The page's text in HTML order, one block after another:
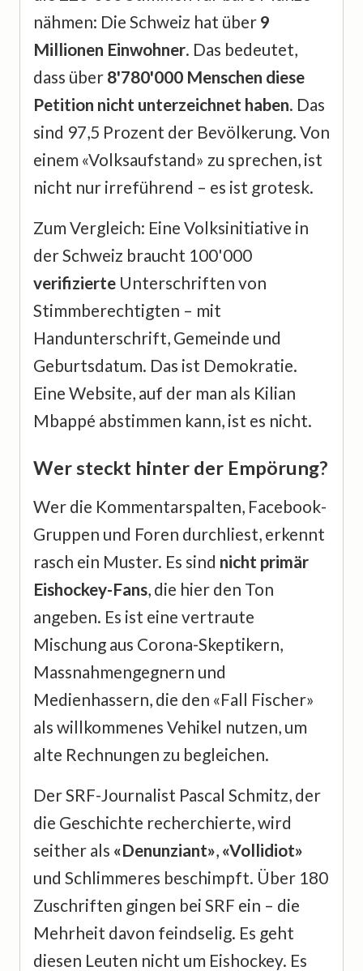
nähmen: Die Schweiz hat über 9
Millionen Einwohner. Das bedeutet,
dass über 8'780'000 Menschen diese
Petition nicht unterzeichnet haben. Das
sind 97,5 Prozent der Bevölkerung. Von
einem «Volksaufstand» zu sprechen, ist
nicht nur irreführend – es ist grotesk.
Zum Vergleich: Eine Volksinitiative in
der Schweiz braucht 100'000
verifizierte Unterschriften von
Stimmberechtigten – mit
Handunterschrift, Gemeinde und
Geburtsdatum. Das ist Demokratie.
Eine Website, auf der man als Kilian
Mbappé abstimmen kann, ist es nicht.
Wer steckt hinter der Empörung?
Wer die Kommentarspalten, Facebook-
Gruppen und Foren durchliest, erkennt
rasch ein Muster. Es sind nicht primär
Eishockey-Fans, die hier den Ton
angeben. Es ist eine vertraute
Mischung aus Corona-Skeptikern,
Massnahmengegnern und
Medienhassern, die den «Fall Fischer»
als willkommenes Vehikel nutzen, um
alte Rechnungen zu begleichen.
Der SRF-Journalist Pascal Schmitz, der
die Geschichte recherchierte, wird
seither als «Denunziant», «Vollidiot»
und Schlimmeres beschimpft. Über 180
Zuschriften gingen bei SRF ein – die
Mehrheit davon feindselig. Es geht
diesen Leuten nicht um Eishockey. Es